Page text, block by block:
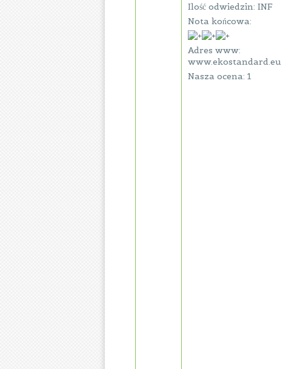
Ilość odwiedzin: INF
Nota końcowa:
Adres www:
www.ekostandard.eu
Nasza ocena: 1